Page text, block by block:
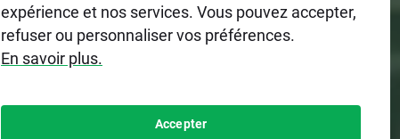
expérience et nos services. Vous pouvez accepter,
refuser ou personnaliser vos préférences.
En savoir plus.
Accepter